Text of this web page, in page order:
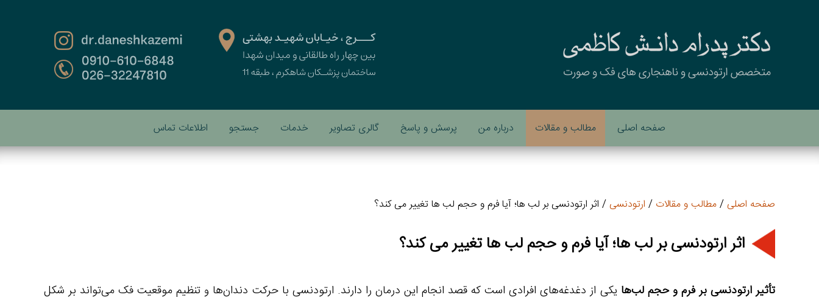
صفحه اصلی مطالب و مقالات درباره من پرسش و پاسخ گالری تصاویر خدمات جستجو اطلاعات تماس
صفحه اصلی / مطالب و مقالات / ارتودنسی / اثر ارتودنسی بر لب ها؛ آیا فرم و حجم لب ها تغییر می کند؟
اثر ارتودنسی بر لب ها؛ آیا فرم و حجم لب ها تغییر می کند؟
تأثیر ارتودنسی بر فرم و حجم لب‌ها یکی از دغدغه‌های افرادی است که قصد انجام این درمان را دارند. ارتودنسی با حرکت دندان‌ها و تنظیم موقعیت فک می‌تواند بر شکل